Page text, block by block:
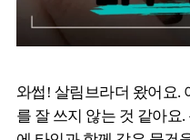
와썹! 살림브라더 왔어요.
를 잘 쓰지 않는 것 같아요